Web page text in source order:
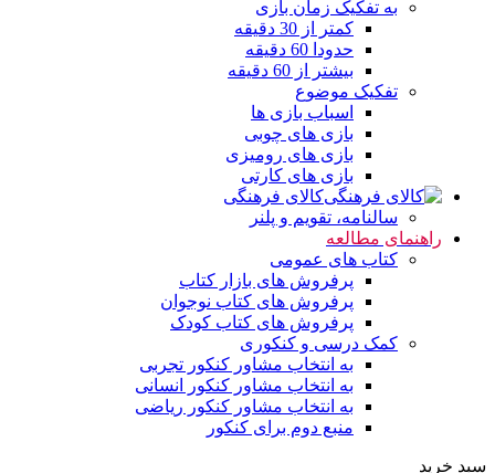
به تفکیک زمان بازی
کمتر از 30 دقیقه
حدودا 60 دقیقه
بیشتر از 60 دقیقه
تفکیک موضوع
اسباب بازی ها
بازی های چوبی
بازی های رومیزی
بازی های کارتی
کالای فرهنگی
سالنامه، تقویم و پلنر
راهنمای مطالعه
کتاب های عمومی
پرفروش های بازار کتاب
پرفروش های کتاب نوجوان
پرفروش های کتاب کودک
کمک درسی و کنکوری
به انتخاب مشاور کنکور تجربی
به انتخاب مشاور کنکور انسانی
به انتخاب مشاور کنکور ریاضی
منبع دوم برای کنکور
سبد خرید